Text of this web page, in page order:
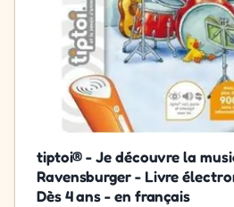
tiptoi® - Je découvre la
Ravensburger - Livre
Dès 4 ans - en français